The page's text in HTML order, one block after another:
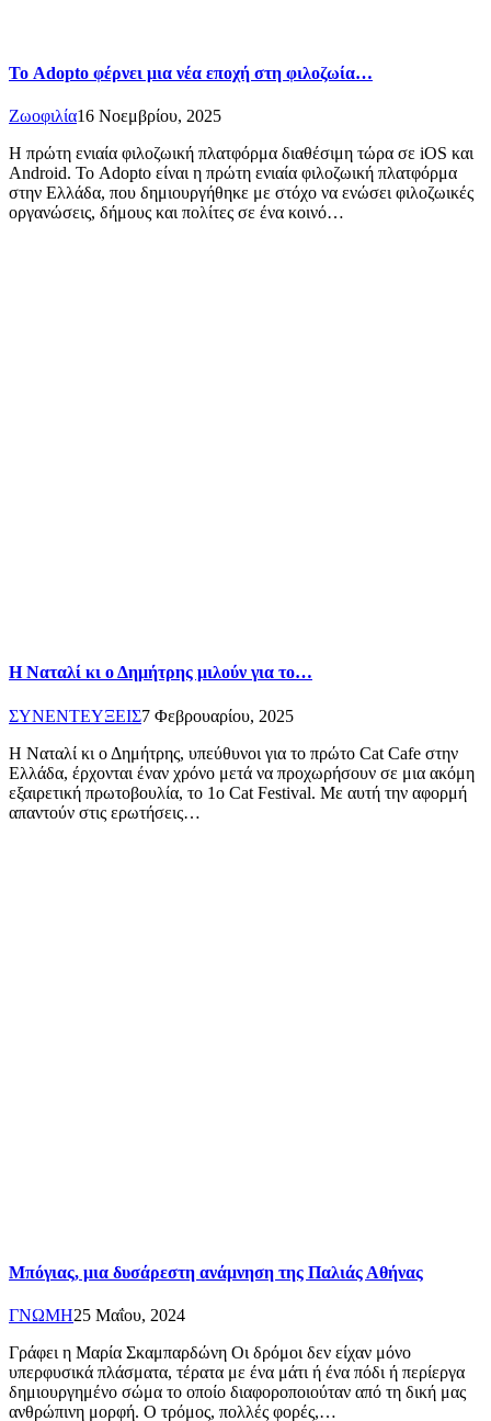
Το Adopto φέρνει μια νέα εποχή στη φιλοζωία…
Ζωοφιλία16 Νοεμβρίου, 2025
Η πρώτη ενιαία φιλοζωική πλατφόρμα διαθέσιμη τώρα σε iOS και
Android. Το Adopto είναι η πρώτη ενιαία φιλοζωική πλατφόρμα
στην Ελλάδα, που δημιουργήθηκε με στόχο να ενώσει φιλοζωικές
οργανώσεις, δήμους και πολίτες σε ένα κοινό…
Η Ναταλί κι ο Δημήτρης μιλούν για το…
ΣΥΝΕΝΤΕΥΞΕΙΣ7 Φεβρουαρίου, 2025
Η Ναταλί κι ο Δημήτρης, υπεύθυνοι για το πρώτο Cat Cafe στην
Ελλάδα, έρχονται έναν χρόνο μετά να προχωρήσουν σε μια ακόμη
εξαιρετική πρωτοβουλία, το 1ο Cat Festival. Με αυτή την αφορμή
απαντούν στις ερωτήσεις…
Μπόγιας, μια δυσάρεστη ανάμνηση της Παλιάς Αθήνας
ΓΝΩΜΗ25 Μαΐου, 2024
Γράφει η Μαρία Σκαμπαρδώνη Οι δρόμοι δεν είχαν μόνο
υπερφυσικά πλάσματα, τέρατα με ένα μάτι ή ένα πόδι ή περίεργα
δημιουργημένο σώμα το οποίο διαφοροποιούταν από τη δική μας
ανθρώπινη μορφή. Ο τρόμος, πολλές φορές,…